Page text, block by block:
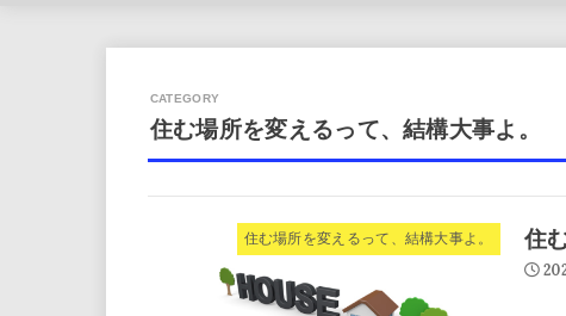
住む場所を変えるって、結構大事よ。
住む場所を変えるって、結構大事よ。 住